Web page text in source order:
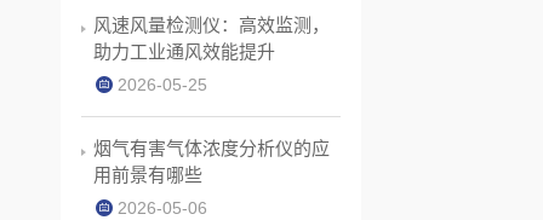
风速风量检测仪：高效监测，
助力工业通风效能提升
2026-05-25
烟气有害气体浓度分析仪的应
用前景有哪些
2026-05-06